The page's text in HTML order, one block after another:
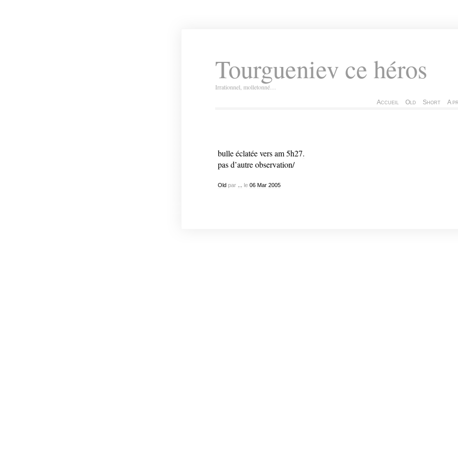
Tourgueniev ce héros
Irrationnel, molletonné…
Accueil Old Short A
bulle éclatée vers am 5h27.
pas d’autre observation/
Oldpar le 06 Mar 2005